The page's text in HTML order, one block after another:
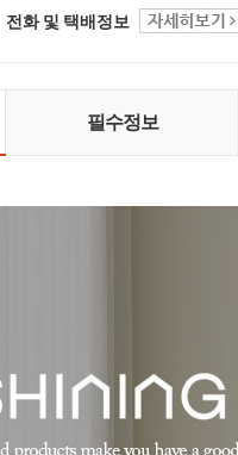
전화 및 택배정보
필수정보